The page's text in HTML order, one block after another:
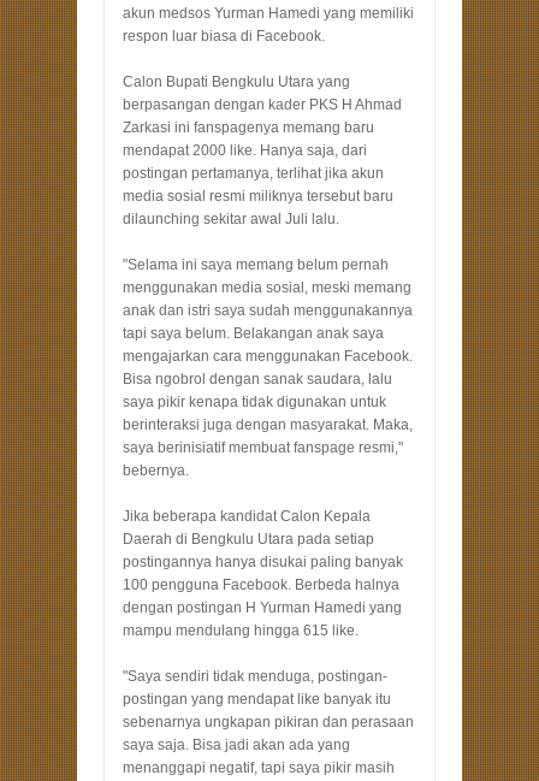
akun medsos Yurman Hamedi yang memiliki
respon luar biasa di Facebook.
Calon Bupati Bengkulu Utara yang
berpasangan dengan kader PKS H Ahmad
Zarkasi ini fanspagenya memang baru
mendapat 2000 like. Hanya saja, dari
postingan pertamanya, terlihat jika akun
media sosial resmi miliknya tersebut baru
dilaunching sekitar awal Juli lalu.
"Selama ini saya memang belum pernah
menggunakan media sosial, meski memang
anak dan istri saya sudah menggunakannya
tapi saya belum. Belakangan anak saya
mengajarkan cara menggunakan Facebook.
Bisa ngobrol dengan sanak saudara, lalu
saya pikir kenapa tidak digunakan untuk
berinteraksi juga dengan masyarakat. Maka,
saya berinisiatif membuat fanspage resmi,"
bebernya.
Jika beberapa kandidat Calon Kepala
Daerah di Bengkulu Utara pada setiap
postingannya hanya disukai paling banyak
100 pengguna Facebook. Berbeda halnya
dengan postingan H Yurman Hamedi yang
mampu mendulang hingga 615 like.
"Saya sendiri tidak menduga, postingan-
postingan yang mendapat like banyak itu
sebenarnya ungkapan pikiran dan perasaan
saya saja. Bisa jadi akan ada yang
menanggapi negatif, tapi saya pikir masih